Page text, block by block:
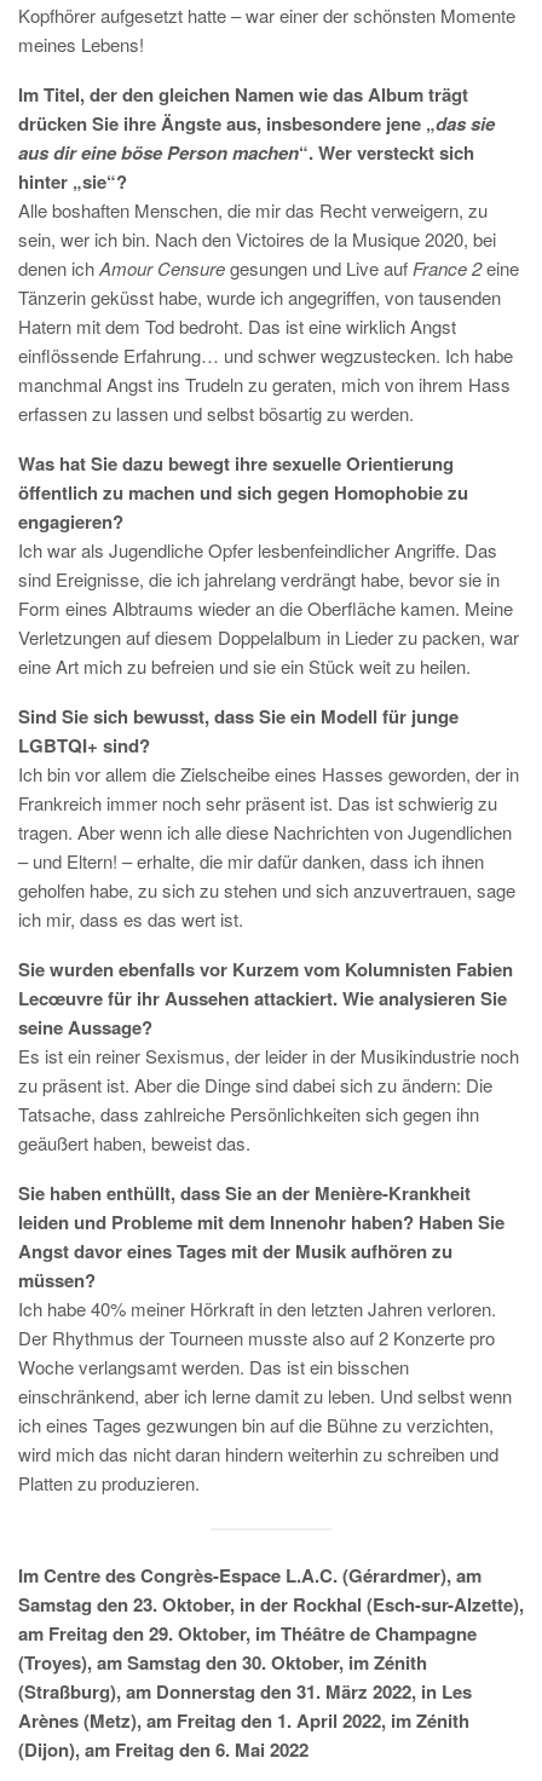
Kopfhörer aufgesetzt hatte – war einer der schönsten Momente
meines Lebens!
Im Titel, der den gleichen Namen wie das Album trägt
drücken Sie ihre Ängste aus, insbesondere jene „das sie
aus dir eine böse Person machen“. Wer versteckt sich
hinter „sie“?
Alle boshaften Menschen, die mir das Recht verweigern, zu
sein, wer ich bin. Nach den Victoires de la Musique 2020, bei
denen ichAmour Censuregesungen und Live auf France 2eine
Tänzerin geküsst habe, wurde ich angegriffen, von tausenden
Hatern mit dem Tod bedroht. Das ist eine wirklich Angst
einflössende Erfahrung… und schwer wegzustecken. Ich habe
manchmal Angst ins Trudeln zu geraten, mich von ihrem Hass
erfassen zu lassen und selbst bösartig zu werden.
Was hat Sie dazu bewegt ihre sexuelle Orientierung
öffentlich zu machen und sich gegen Homophobie zu
engagieren?
Ich war als Jugendliche Opfer lesbenfeindlicher Angriffe. Das
sind Ereignisse, die ich jahrelang verdrängt habe, bevor sie in
Form eines Albtraums wieder an die Oberfläche kamen. Meine
Verletzungen auf diesem Doppelalbum in Lieder zu packen, war
eine Art mich zu befreien und sie ein Stück weit zu heilen.
Sind Sie sich bewusst, dass Sie ein Modell für junge
LGBTQI+ sind?
Ich bin vor allem die Zielscheibe eines Hasses geworden, der in
Frankreich immer noch sehr präsent ist. Das ist schwierig zu
tragen. Aber wenn ich alle diese Nachrichten von Jugendlichen
– und Eltern! – erhalte, die mir dafür danken, dass ich ihnen
geholfen habe, zu sich zu stehen und sich anzuvertrauen, sage
ich mir, dass es das wert ist.
Sie wurden ebenfalls vor Kurzem vom Kolumnisten Fabien
Lecœuvre für ihr Aussehen attackiert. Wie analysieren Sie
seine Aussage?
Es ist ein reiner Sexismus, der leider in der Musikindustrie noch
zu präsent ist. Aber die Dinge sind dabei sich zu ändern: Die
Tatsache, dass zahlreiche Persönlichkeiten sich gegen ihn
geäußert haben, beweist das.
Sie haben enthüllt, dass Sie an der Menière-Krankheit
leiden und Probleme mit dem Innenohr haben? Haben Sie
Angst davor eines Tages mit der Musik aufhören zu
müssen?
Ich habe 40% meiner Hörkraft in den letzten Jahren verloren.
Der Rhythmus der Tourneen musste also auf 2 Konzerte pro
Woche verlangsamt werden. Das ist ein bisschen
einschränkend, aber ich lerne damit zu leben. Und selbst wenn
ich eines Tages gezwungen bin auf die Bühne zu verzichten,
wird mich das nicht daran hindern weiterhin zu schreiben und
Platten zu produzieren.
Im Centre des Congrès-Espace L.A.C. (Gérardmer), am
Samstag den 23. Oktober, in der Rockhal (Esch-sur-Alzette),
am Freitag den 29. Oktober, im Théâtre de Champagne
(Troyes), am Samstag den 30. Oktober, im Zénith
(Straßburg), am Donnerstag den 31. März 2022, in Les
Arènes (Metz), am Freitag den 1. April 2022, im Zénith
(Dijon), am Freitag den 6. Mai 2022